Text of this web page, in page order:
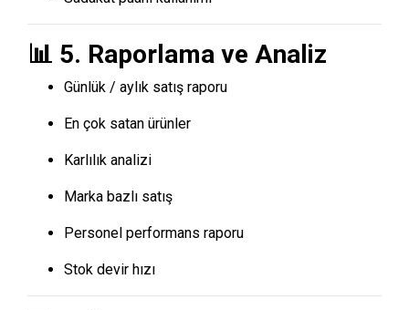
📊 5. Raporlama ve Analiz
Günlük / aylık satış raporu
En çok satan ürünler
Karlılık analizi
Marka bazlı satış
Personel performans raporu
Stok devir hızı